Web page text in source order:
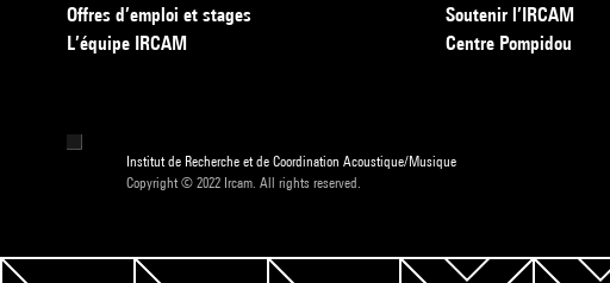
Offres d’emploi et stages
L’équipe IRCAM
Soutenir l’IRCAM
Centre Pompidou
Institut de Recherche et de Coordination Acoustique/Musique
Copyright © 2022 Ircam. All rights reserved.